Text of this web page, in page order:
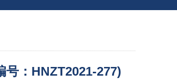
：HNZT2021-277)